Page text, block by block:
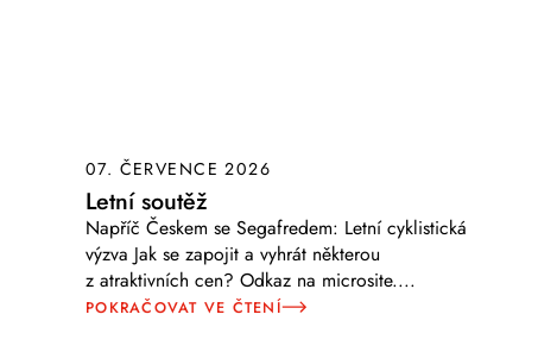
07. ČERVENCE 2026
Letní soutěž
Napříč Českem se Segafredem: Letní cyklistická
výzva Jak se zapojit a vyhrát některou
z atraktivních cen? Odkaz na microsite....
POKRAČOVAT VE ČTENÍ